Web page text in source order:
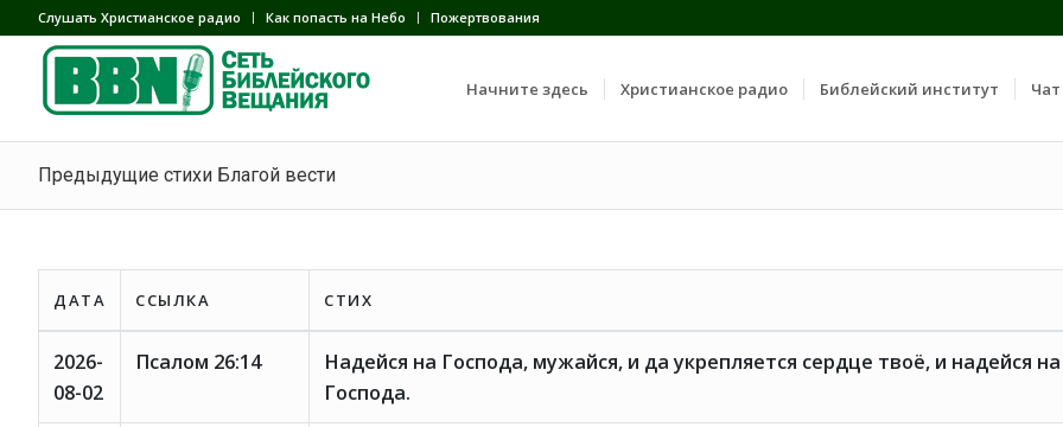
Слушать Христианское радио Как попасть на Небо Пожертвования
Начните здесь Христианское радио Библейский институт Чат
Предыдущие стихи Благой вести
ДАТА ССЫЛКА СТИХ
2026-
08-02
Псалом 26:14
Надейся на Господа, мужайся, и да укрепляется сердце твоё, и надейся на
Господа.